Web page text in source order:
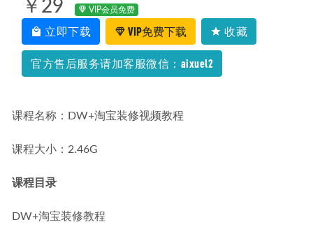
￥29 VIP会员免费
立即下载 VIP免费下载 收藏
官方售后服务请加客服微信：aixuel2
课程名称：DW+淘宝装修视频教程
课程大小：2.46G
课程目录
DW+淘宝装修教程
2025李林高一生物上学期视频教程
2025 高考物理冲刺指南：高效复习三部曲 2025-02-20